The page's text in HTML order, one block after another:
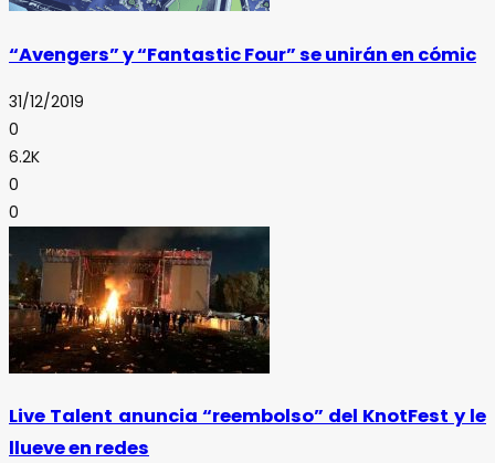
“Avengers” y “Fantastic Four” se unirán en cómic
31/12/2019
0
6.2K
0
0
Live Talent anuncia “reembolso” del KnotFest y le
llueve en redes